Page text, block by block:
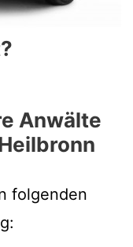
Anwälte
folgenden